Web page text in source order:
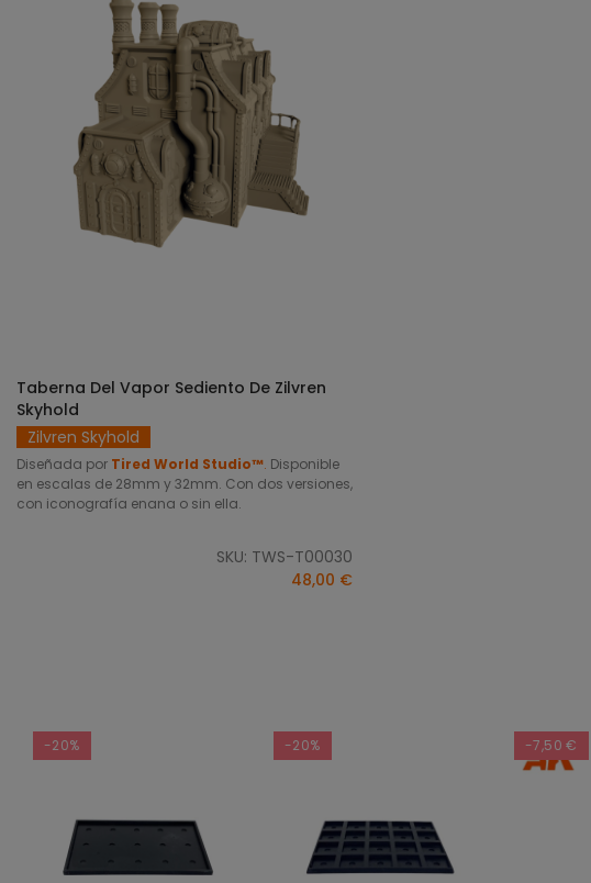
SELECCIONAR OPCIONES
Taberna Del Vapor Sediento De Zilvren
Skyhold
Zilvren Skyhold
Diseñada por Tired World Studio™. Disponible
en escalas de 28mm y 32mm. Con dos versiones,
con iconografía enana o sin ella.
SKU: TWS-T00030
48,00 €
-20% -20% -7,50 €